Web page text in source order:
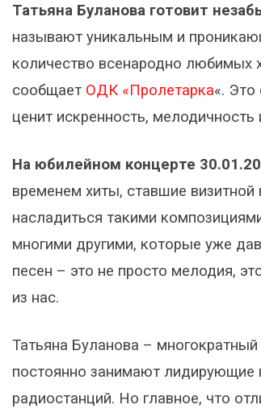
Татьяна Буланова готовит
называют уникальным и
количество всенародно любимых
сообщает ОДК «Пролетарка«. Это
ценит искренность,
На юбилейном концерте
временем хиты, ставшие визитной
насладиться такими
многими другими, которые уже
песен – это не просто мелодия,
из нас.
Татьяна Буланова –
постоянно занимают лидирующие
радиостанций. Но главное, что